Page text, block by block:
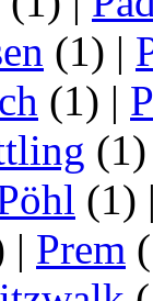
(1) |
(1) |
(1)
| Prem